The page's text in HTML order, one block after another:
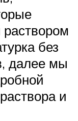
без
далее мы
и